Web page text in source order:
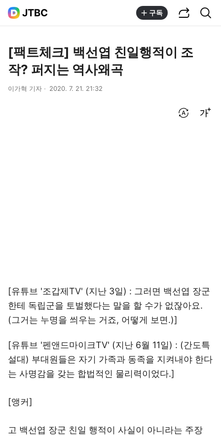
JTBC 구독
[팩트체크] 백선엽 친일행적이 조
작? 퍼지는 역사왜곡
이가혁 기자 2020. 7. 21. 21:32
[유튜브 '조갑제TV' (지난 3일) : 그러면 백선엽 장군
한테 독립군을 토벌했다는 말을 할 수가 없잖아요.
(그거는 누명을 씌우는 거죠, 어떻게 보면.)]
[유튜브 '펜앤드마이크TV' (지난 6월 11일) : (간도특
설대) 부대원들은 자기 가족과 동족을 지켜내야 한다
는 사명감을 갖는 합법적인 물리력이었다.]
[앵커]
고 백선엽 장군 친일 행적이 사실이 아니라는 주장